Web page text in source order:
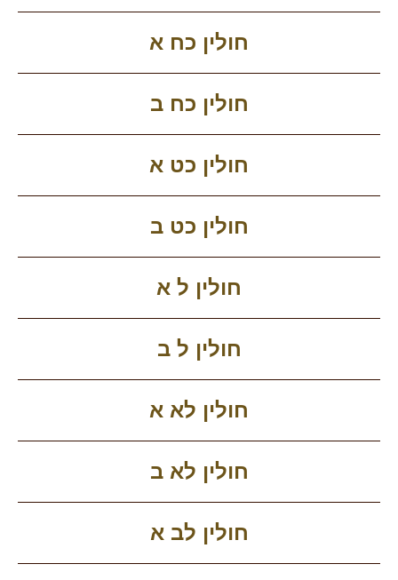
חולין כח א
חולין כח ב
חולין כט א
חולין כט ב
חולין ל א
חולין ל ב
חולין לא א
חולין לא ב
חולין לב א